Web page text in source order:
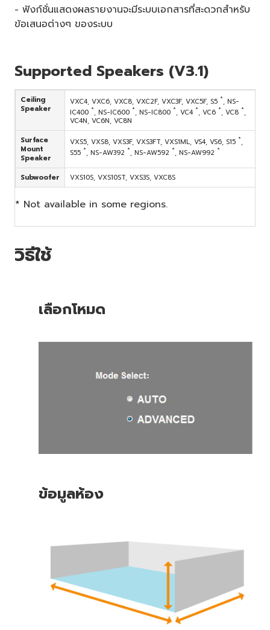
- ฟังก์ชั่นแสดงผลรายงานจะมีระบบเอกสารที่สะดวกสำหรับ
ข้อเสนอต่างๆ ของระบบ
Supported Speakers (V3.1)
Ceiling
Speaker
VXC4, VXC6, VXC8, VXC2F, VXC3F, VXC5F, S5 *, NS-
IC400 * , NS-IC600 * , NS-IC800 * , VC4 * , VC6 * , VC8 *
VC4N, VC6N, VC8N
Surface
Mount
Speaker
VXS5, VXS8, VXS3F, VXS3FT, VXS1ML, VS4, VS6, S15 *,
S55 * , NS-AW392 * , NS-AW592 * , NS-AW992 *
Subwoofer VXS10S, VXS10ST, VXS3S, VXC8S
* Not available in some regions.
วิธีใช้
เลือกโหมด
ข้อมูลห้อง